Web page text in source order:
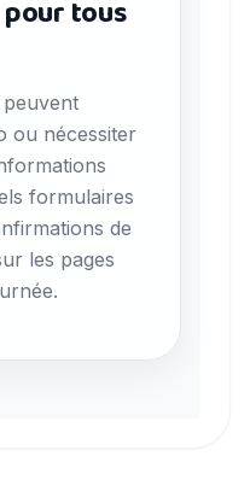
tous
peuvent
ou nécessiter
formulaires
de
les pages